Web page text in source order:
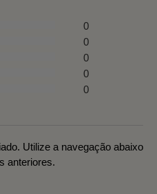
0
0
0
0
0
Utilize a navegação abaixo
anteriores.